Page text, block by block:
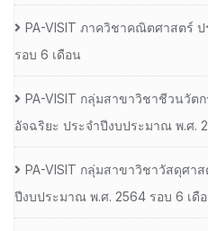
PA-VISIT ภาควิชาคณิตศาสตร์
รอบ 6 เดือน
PA-VISIT กลุ่มสาขาวิชาชีวนวั
อัจฉริยะ ประจำปีงบประมาณ พ.ศ.
PA-VISIT กลุ่มสาขาวิชาวัสดุศา
ปีงบประมาณ พ.ศ. 2564 รอบ 6 เดื